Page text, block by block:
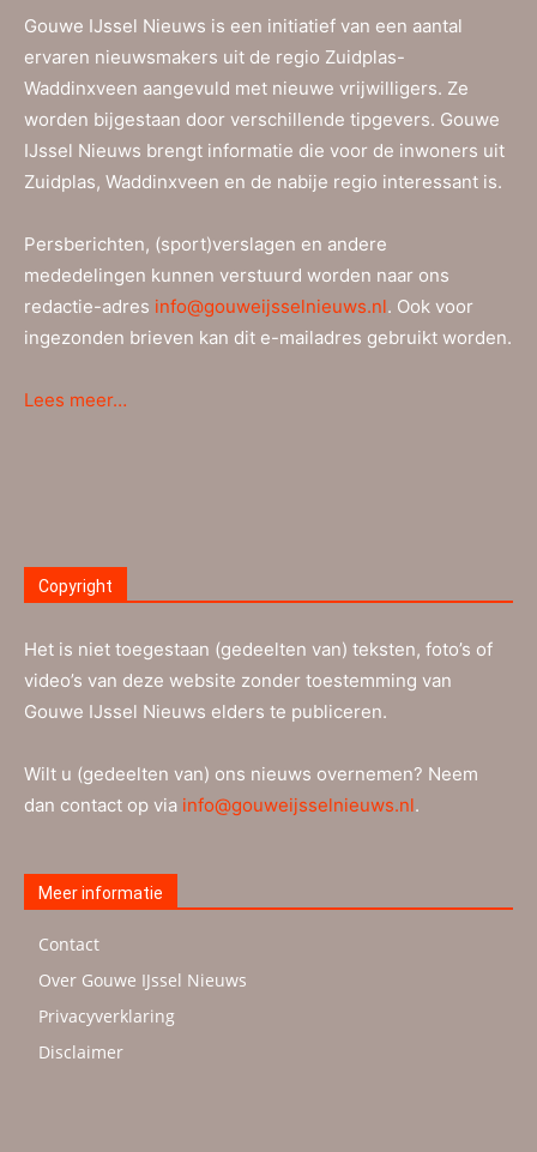
Gouwe IJssel Nieuws is een initiatief van een aantal
ervaren nieuwsmakers uit de regio Zuidplas-
Waddinxveen aangevuld met nieuwe vrijwilligers. Ze
worden bijgestaan door verschillende tipgevers. Gouwe
IJssel Nieuws brengt informatie die voor de inwoners uit
Zuidplas, Waddinxveen en de nabije regio interessant is.
Persberichten, (sport)verslagen en andere
mededelingen kunnen verstuurd worden naar ons
redactie-adres info@gouweijsselnieuws.nl. Ook voor
ingezonden brieven kan dit e-mailadres gebruikt worden.
Lees meer…
Copyright
Het is niet toegestaan (gedeelten van) teksten, foto’s of
video’s van deze website zonder toestemming van
Gouwe IJssel Nieuws elders te publiceren.
Wilt u (gedeelten van) ons nieuws overnemen? Neem
dan contact op via info@gouweijsselnieuws.nl.
Meer informatie
Contact
Over Gouwe IJssel Nieuws
Privacyverklaring
Disclaimer